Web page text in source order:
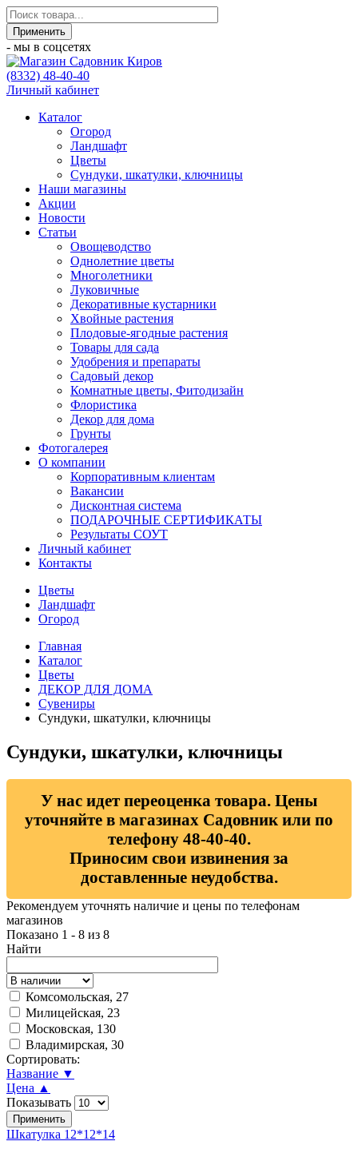
- мы в соцсетях
(8332) 48-40-40
Личный кабинет
Каталог
Огород
Ландшафт
Цветы
Сундуки, шкатулки, ключницы
Наши магазины
Акции
Новости
Статьи
Овощеводство
Однолетние цветы
Многолетники
Луковичные
Декоративные кустарники
Хвойные растения
Плодовые-ягодные растения
Товары для сада
Удобрения и препараты
Садовый декор
Комнатные цветы, Фитодизайн
Флористика
Декор для дома
Грунты
Фотогалерея
О компании
Корпоративным клиентам
Вакансии
Дисконтная система
ПОДАРОЧНЫЕ СЕРТИФИКАТЫ
Результаты СОУТ
Личный кабинет
Контакты
Цветы
Ландшафт
Огород
Главная
Каталог
Цветы
ДЕКОР ДЛЯ ДОМА
Сувениры
Сундуки, шкатулки, ключницы
Сундуки, шкатулки, ключницы
У нас идет переоценка товара. Цены
уточняйте в магазинах Садовник или по
телефону 48-40-40.
Приносим свои извинения за
доставленные неудобства.
Рекомендуем уточнять наличие и цены по телефонам
магазинов
Показано 1 - 8 из 8
Найти
Комсомольская, 27
Милицейская, 23
Московская, 130
Владимирская, 30
Сортировать:
Название ▼
Цена ▲
Показывать
Шкатулка 12*12*14